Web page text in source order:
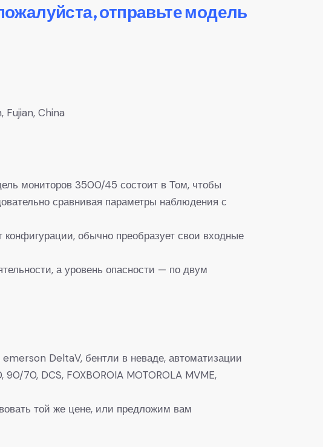
отправьте модель
China
мониторов 3500/45 состоит в Том, чтобы
сравнивая параметры наблюдения с
обычно преобразует свои входные
а уровень опасности — по двум
DeltaV, бентли в неваде, автоматизации
70, DCS, FOXBOROIA MOTOROLA MVME,
той же цене, или предложим вам